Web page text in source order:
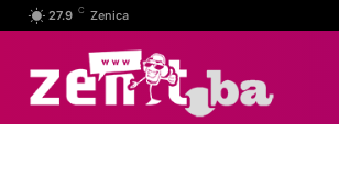
27.9 C Zenica